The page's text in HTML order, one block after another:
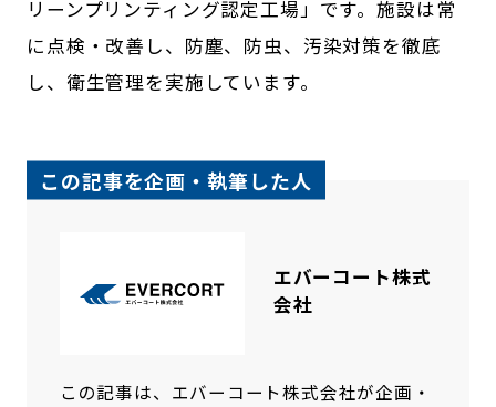
リーンプリンティング認定工場」です。施設は常
に点検・改善し、防塵、防虫、汚染対策を徹底
し、衛生管理を実施しています。
この記事を企画・執筆した人
エバーコート株式
会社
この記事は、エバーコート株式会社が企画・